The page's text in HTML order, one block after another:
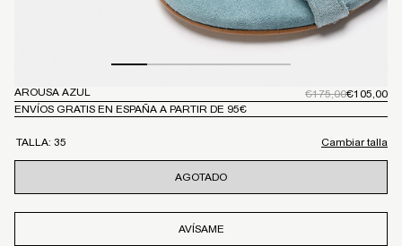
Abrir
elemento
multimedia
en
una
en
AROUSA AZUL
Precio
habitual
€175,00Precio
habitual
€105,00
ENVÍOS GRATIS EN ESPAÑA A PARTIR DE 95€
TALLA: 35 Cambiar talla
AGOTADO
AVÍSAME